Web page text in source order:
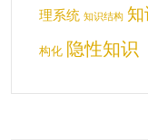
理系统 知识结构 知
构化 隐性知识